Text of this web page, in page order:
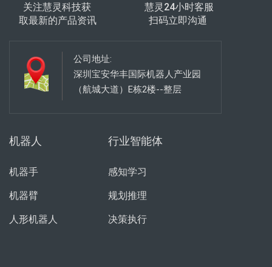
关注慧灵科技获
取最新的产品资讯
慧灵24小时客服
扫码立即沟通
公司地址:
深圳宝安华丰国际机器人产业园
（航城大道）E栋2楼--整层
机器人
机器手
机器臂
人形机器人
行业智能体
感知学习
规划推理
决策执行